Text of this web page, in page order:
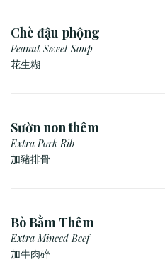
Chè đậu phộng
Peanut Sweet Soup
花生糊
Sườn non thêm
Extra Pork Rib
加豬排骨
Bò Bằm Thêm
Extra Minced Beef
加牛肉碎